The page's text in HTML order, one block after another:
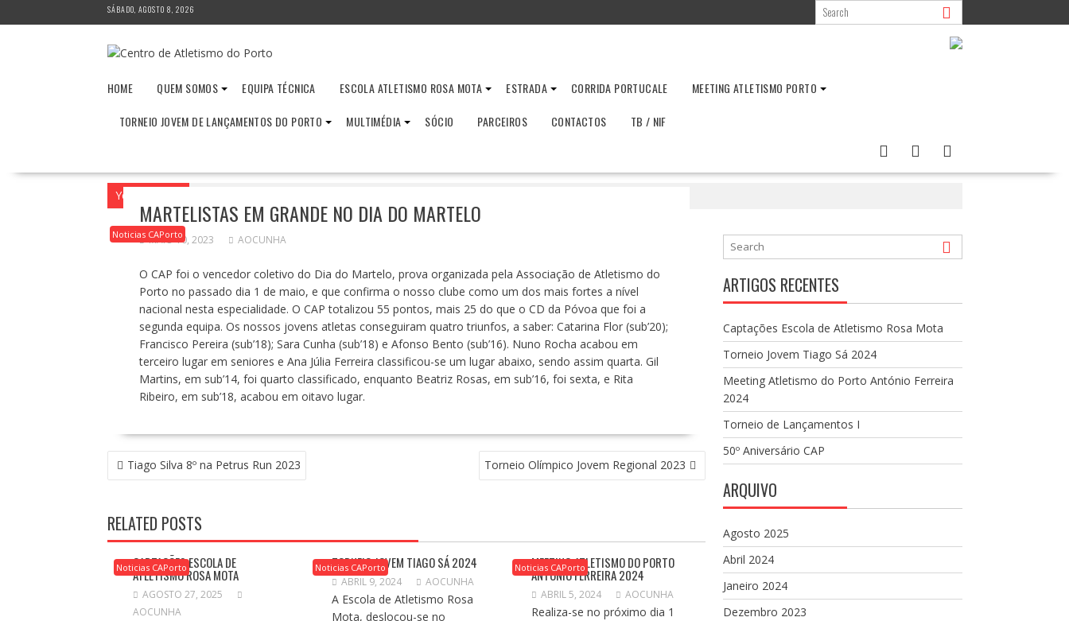
to
SÁBADO, AGOSTO 8, 2026
HOME QUEM SOMOS EQUIPA TÉCNICA ESCOLA ATLETISMO ROSA MOTA ESTRADA CORRIDA PORTUCALE
MEETING ATLETISMO PORTO
TORNEIO JOVEM DE LANÇAMENTOS DO PORTO
MULTIMÉDIA SÓCIO PARCEIROS CONTACTOS TB / NIF
You are here
Noticias CAPorto
MARTELISTAS EM GRANDE NO DIA DO MARTELO
MAIO 10, 2023 AOCUNHA
O CAP foi o vencedor coletivo do Dia do Martelo, prova organizada pela Associação de Atletismo do
Porto no passado dia 1 de maio, e que confirma o nosso clube como um dos mais fortes a nível
nacional nesta especialidade. O CAP totalizou 55 pontos, mais 25 do que o CD da Póvoa que foi a
segunda equipa. Os nossos jovens atletas conseguiram quatro triunfos, a saber: Catarina Flor (sub’20);
Francisco Pereira (sub’18); Sara Cunha (sub’18) e Afonso Bento (sub’16). Nuno Rocha acabou em
terceiro lugar em seniores e Ana Júlia Ferreira classificou-se um lugar abaixo, sendo assim quarta. Gil
Martins, em sub’14, foi quarto classificado, enquanto Beatriz Rosas, em sub’16, foi sexta, e Rita
Ribeiro, em sub’18, acabou em oitavo lugar.
NAVEGAÇÃO
DE Tiago Silva 8º na Petrus Run 2023 Torneio Olímpico Jovem Regional 2023
RELATED POSTS
Noticias CAPorto
CAPTAÇÕES ESCOLA DE
ATLETISMO ROSA MOTA
AGOSTO 27, 2025
AOCUNHA
Noticias CAPorto
TORNEIO JOVEM TIAGO SÁ 2024
ABRIL 9, 2024 AOCUNHA
A Escola de Atletismo Rosa
Mota, deslocou-se no
Noticias CAPorto
MEETING ATLETISMO DO PORTO
ANTÓNIO FERREIRA 2024
ABRIL 5, 2024 AOCUNHA
Realiza-se no próximo dia 1
ARTIGOS RECENTES
Captações Escola de Atletismo Rosa Mota
Torneio Jovem Tiago Sá 2024
Meeting Atletismo do Porto António Ferreira
2024
Torneio de Lançamentos I
50º Aniversário CAP
ARQUIVO
Agosto 2025
Abril 2024
Janeiro 2024
Dezembro 2023